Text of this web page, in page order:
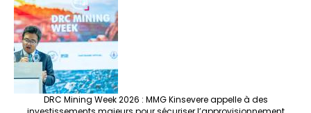
DRC Mining Week 2026 : MMG Kinsevere appelle à des